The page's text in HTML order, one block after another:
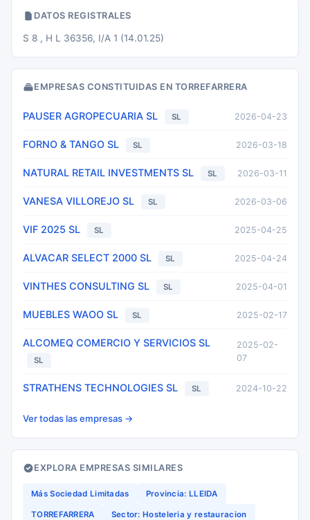
DATOS REGISTRALES
S 8 , H L 36356, I/A 1 (14.01.25)
EMPRESAS CONSTITUIDAS EN TORREFARRERA
PAUSER AGROPECUARIA SL SL 2026-04-23
FORNO & TANGO SL SL 2026-03-18
NATURAL RETAIL INVESTMENTS SL SL 2026-03-11
VANESA VILLOREJO SL SL 2026-03-06
VIF 2025 SL SL 2025-04-25
ALVACAR SELECT 2000 SL SL 2025-04-24
VINTHES CONSULTING SL SL 2025-04-01
MUEBLES WAOO SL SL 2025-02-17
ALCOMEQ COMERCIO Y SERVICIOS SL
SL
2025-02-
07
STRATHENS TECHNOLOGIES SL SL 2024-10-22
Ver todas las empresas →
EXPLORA EMPRESAS SIMILARES
Más Sociedad Limitadas Provincia: LLEIDA
TORREFARRERA Sector: Hosteleria y restauracion